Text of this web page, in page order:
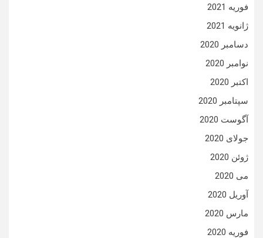
فوریه 2021
ژانویه 2021
دسامبر 2020
نوامبر 2020
اکتبر 2020
سپتامبر 2020
آگوست 2020
جولای 2020
ژوئن 2020
می 2020
آوریل 2020
مارس 2020
فوریه 2020